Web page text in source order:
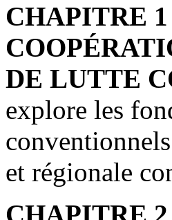
CHAPITRE
DE LUTTE
explore les
et régionale
CHAPITRE